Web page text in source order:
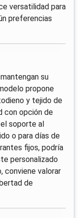
versatilidad para
preferencias
su
propone
y tejido de
con opción de
soporte al
o para días de
fijos, podría
personalizado
conviene valorar
de